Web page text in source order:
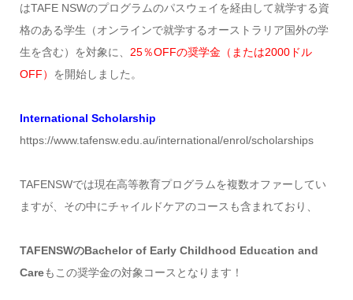
はTAFE NSWのプログラムのパスウェイを経由して就学する資
格のある学生（オンラインで就学するオーストラリア国外の学
生を含む）を対象に、 25％OFFの奨学金（または2000ドル
OFF） を開始しました。
International Scholarship
https://www.tafensw.edu.au/international/enrol/scholarships
TAFENSWでは現在高等教育プログラムを複数オファーしてい
ますが、その中にチャイルドケアのコースも含まれており、
TAFENSWのBachelor of Early Childhood Education and
Careもこの奨学金の対象コースとなります！